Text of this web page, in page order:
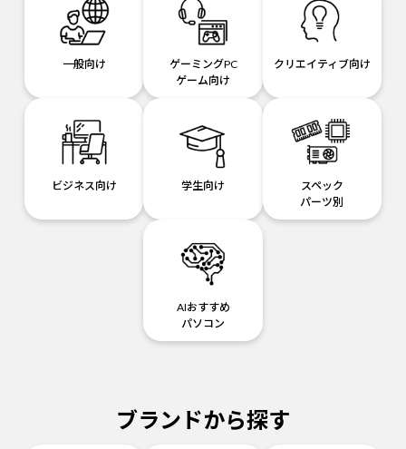
一般向け
ゲーミングPC
ゲーム向け
クリエイティブ向け
ビジネス向け 学生向け
スペック
パーツ別
AIおすすめ
パソコン
ブランドから探す